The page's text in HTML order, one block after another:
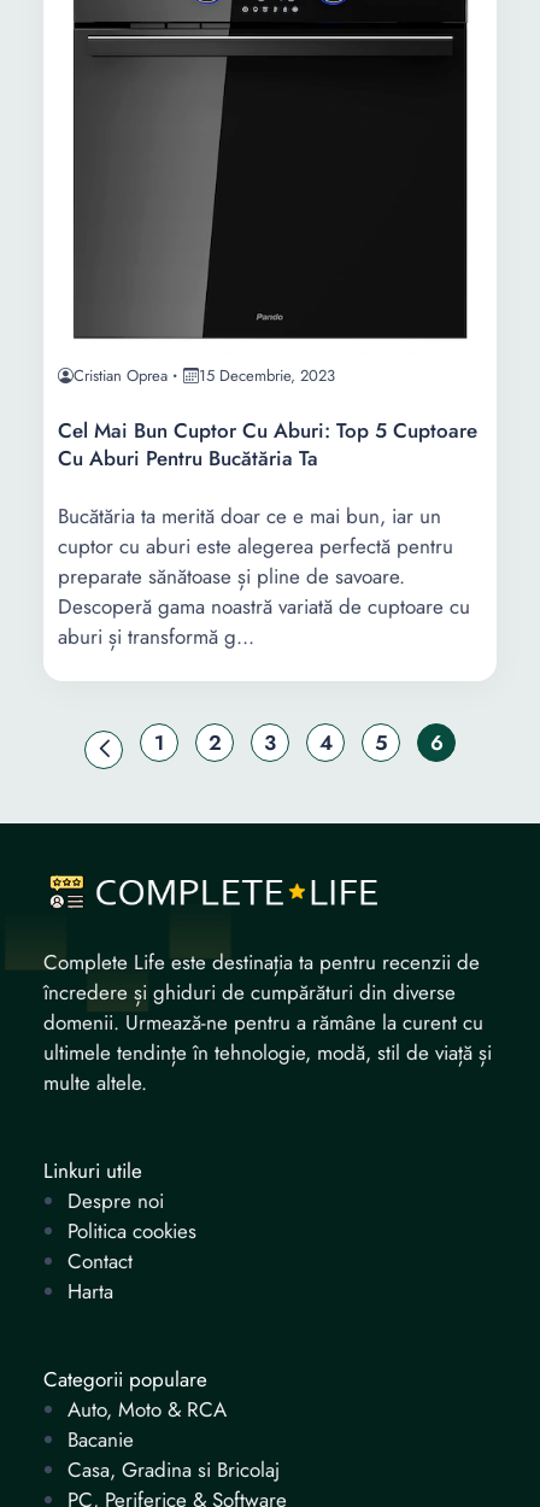
Cristian Oprea 15 Decembrie, 2023
Cel Mai Bun Cuptor Cu Aburi: Top 5 Cuptoare
Cu Aburi Pentru Bucătăria Ta
Bucătăria ta merită doar ce e mai bun, iar un
cuptor cu aburi este alegerea perfectă pentru
preparate sănătoase și pline de savoare.
Descoperă gama noastră variată de cuptoare cu
aburi și transformă g...
1 2 3 4 5 6
Complete Life este destinația ta pentru recenzii de
încredere și ghiduri de cumpărături din diverse
domenii. Urmează-ne pentru a rămâne la curent cu
ultimele tendințe în tehnologie, modă, stil de viață și
multe altele.
Linkuri utile
Despre noi
Politica cookies
Contact
Harta
Categorii populare
Auto, Moto & RCA
Bacanie
Casa, Gradina si Bricolaj
PC, Periferice & Software